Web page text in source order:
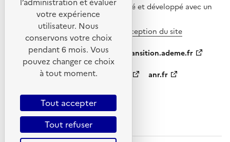
Ce site internet a été pensé et développé avec un
objectif d’écoconception.
En savoir plus sur l’écoconception du site
ademe.fr
agirpourlatransition.ademe.fr
appelsprojetsrecherche.fr
anr.fr
data.gouv.fr
votre expérience
utilisateur. Nous
conservons votre choix
pendant 6 mois. Vous
pouvez changer ce choix
à tout moment.
Tout accepter
Tout refuser